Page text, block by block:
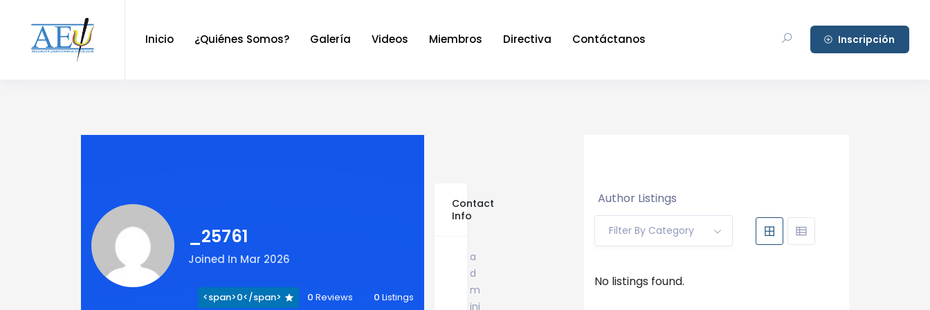
Inicio ¿Quiénes Somos? Galería Videos Miembros Directiva Contáctanos Inscripción
_25761
Joined In Mar 2026
<span>0</span> 0 Reviews 0 Listings
Contact
Info
a
d
m
ini
Author Listings
Filter By Category
No listings found.